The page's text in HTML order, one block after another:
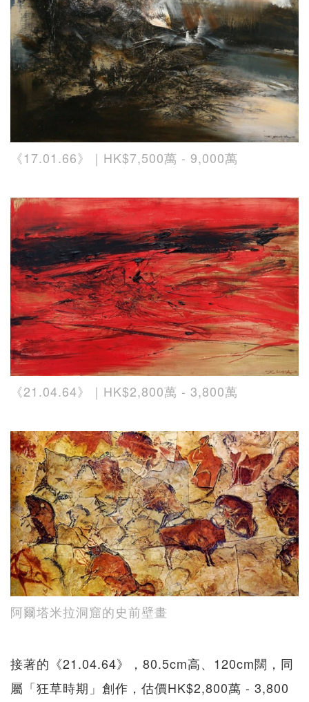
《17.01.66》｜HK$7,500萬 - 9,000萬
《21.04.64》｜HK$2,800萬 - 3,800萬
阿爾塔米拉洞窟的史前壁畫
接著的《21.04.64》，80.5cm高、120cm闊，同
屬「狂草時期」創作，估價HK$2,800萬 - 3,800